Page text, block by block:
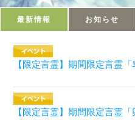
最新情報 お知らせ
【限定言霊】期間限定言霊
【限定言霊】期間限定言霊